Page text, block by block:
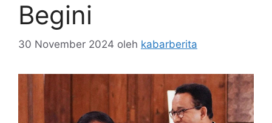
Begini
30 November 2024 oleh kabarberita